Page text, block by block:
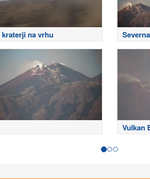
kraterji na vrhu
Vulkan